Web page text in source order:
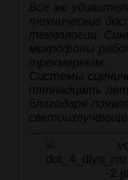
Все же
технические
технологии.
микрофоны
трехмерным.
Системы
пятнадцать
благодаря